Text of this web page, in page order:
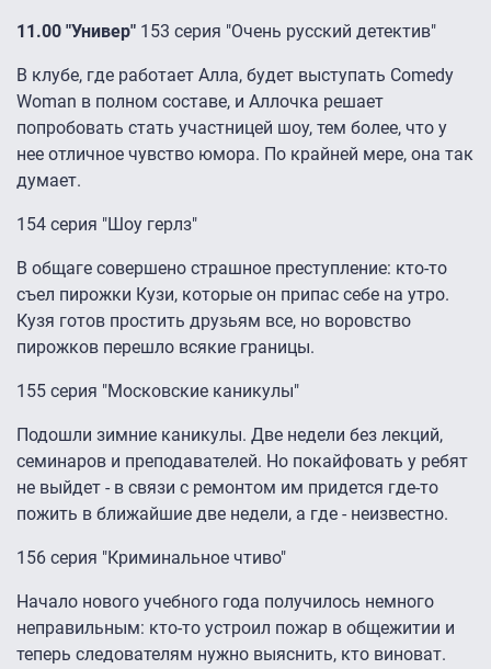
11.00 "Универ" 153 серия "Очень русский детектив"
В клубе, где работает Алла, будет выступать Comedy
Woman в полном составе, и Аллочка решает
попробовать стать участницей шоу, тем более, что у
нее отличное чувство юмора. По крайней мере, она так
думает.
154 серия "Шоу герлз"
В общаге совершено страшное преступление: кто-то
съел пирожки Кузи, которые он припас себе на утро.
Кузя готов простить друзьям все, но воровство
пирожков перешло всякие границы.
155 серия "Московские каникулы"
Подошли зимние каникулы. Две недели без лекций,
семинаров и преподавателей. Но покайфовать у ребят
не выйдет - в связи с ремонтом им придется где-то
пожить в ближайшие две недели, а где - неизвестно.
156 серия "Криминальное чтиво"
Начало нового учебного года получилось немного
неправильным: кто-то устроил пожар в общежитии и
теперь следователям нужно выяснить, кто виноват.